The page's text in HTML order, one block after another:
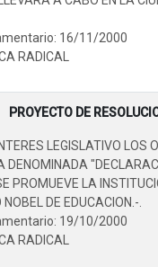
16/11/2000
RADICAL
PROYECTO DE
LEGISLATIVO LOS
DENOMINADA
PROMUEVE LA
DE EDUCACION.-.
19/10/2000
RADICAL